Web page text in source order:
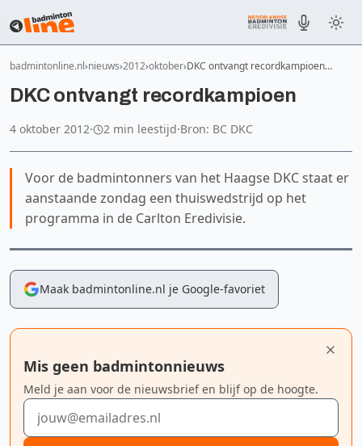
badmintonline.nl nieuws 2012 oktober DKC ontvangt recordkampioen…
DKC ontvangt recordkampioen
4 oktober 2012· 2 min leestijd·Bron: BC DKC
Voor de badmintonners van het Haagse DKC staat er
aanstaande zondag een thuiswedstrijd op het
programma in de Carlton Eredivisie.
Maak badmintonline.nl je Google-favoriet
Mis geen badmintonnieuws
Meld je aan voor de nieuwsbrief en blijf op de hoogte.
E-mailadres